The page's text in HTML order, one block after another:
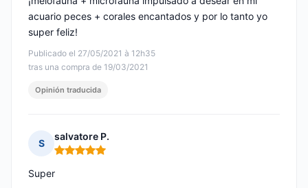
Publicado el 27/05/2021 à 12h35
tras una compra de 19/03/2021
acuario peces + corales encantados y por lo tanto yo
super feliz!
Opinión traducida
S
salvatore P.
Nota: 5 de 5
Super